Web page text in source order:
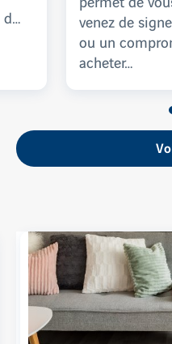
d…
venez de
ou un
acheter…